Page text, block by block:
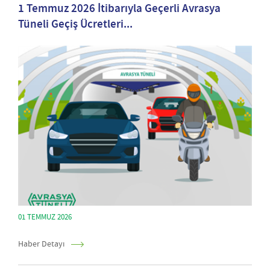
1 Temmuz 2026 İtibarıyla Geçerli Avrasya
Tüneli Geçiş Ücretleri...
01 TEMMUZ 2026
Haber Detayı